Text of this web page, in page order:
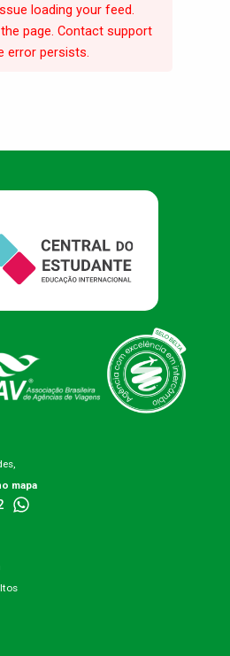
loading your feed.
page. Contact support
error persists.
mapa